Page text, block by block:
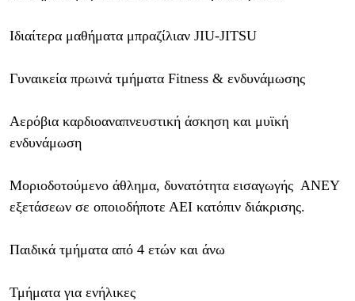
Ιδιαίτερα μαθήματα μπραζίλιαν JΙU-JITSU
Γυναικεία πρωινά τμήματα Fitness & ενδυνάμωσης
Αερόβια καρδιοαναπνευστική άσκηση και μυϊκή
ενδυνάμωση
Μοριοδοτούμενο άθλημα, δυνατότητα εισαγωγής ΑΝΕΥ
εξετάσεων σε οποιοδήποτε ΑΕΙ κατόπιν διάκρισης.
Παιδικά τμήματα από 4 ετών και άνω
Τμήματα για ενήλικες